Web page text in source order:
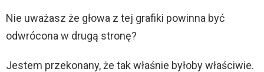
Nie uważasz że głowa z tej grafiki powinna być
odwrócona w drugą stronę?
Jestem przekonany, że tak właśnie byłoby właściwie.